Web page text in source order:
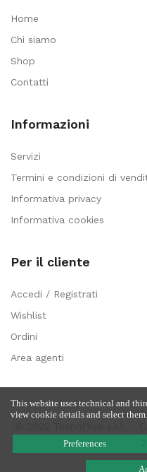
Home
Chi siamo
Shop
Contatti
Informazioni
Servizi
Termini e condizioni di
Informativa privacy
Informativa cookies
Per il cliente
Accedi / Registrati
Wishlist
Ordini
Area agenti
This website uses technical and
view cookie details and select them.
Preferences